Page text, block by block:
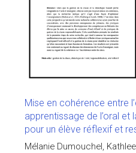
Mise en cohérence entre
apprentissage de l’oral et
pour un élève réflexif et
Mélanie Dumouchel,